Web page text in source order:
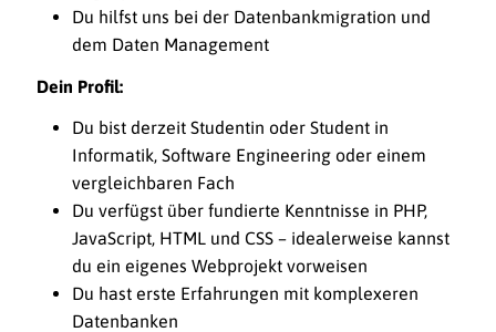
Du hilfst uns bei der Datenbankmigration und
dem Daten Management
Dein Profil:
Du bist derzeit Studentin oder Student in
Informatik, Software Engineering oder einem
vergleichbaren Fach
Du verfügst über fundierte Kenntnisse in PHP,
JavaScript, HTML und CSS – idealerweise kannst
du ein eigenes Webprojekt vorweisen
Du hast erste Erfahrungen mit komplexeren
Datenbanken